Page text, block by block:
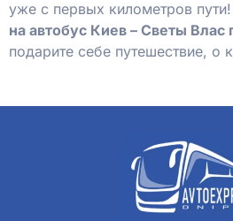
уже с первых километров пути!
на автобус Киев – Светы Влас
подарите себе путешествие, о